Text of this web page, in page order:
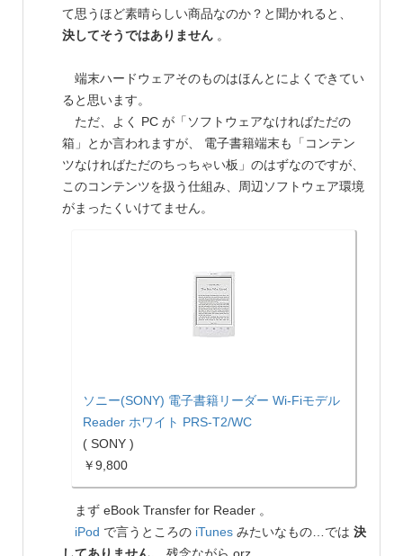
て思うほど素晴らしい商品なのか？と聞かれると、
決してそうではありません 。
端末ハードウェアそのものはほんとによくできてい
ると思います。
ただ、よく PC が「ソフトウェアなければただの
箱」とか言われますが、 電子書籍端末も「コンテン
ツなければただのちっちゃい板」のはずなのですが、
このコンテンツを扱う仕組み、周辺ソフトウェア環境
がまったくいけてません。
ソニー(SONY) 電子書籍リーダー Wi-Fiモデル
Reader ホワイト PRS-T2/WC
( SONY )
￥9,800
まず eBook Transfer for Reader 。
iPod で言うところの iTunes みたいなもの…では 決
してありません。 残念ながら orz